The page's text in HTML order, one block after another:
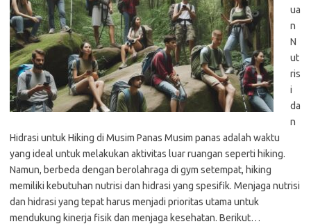
ua
n
N
ut
ris
i
da
n
Hidrasi untuk Hiking di Musim Panas Musim panas adalah waktu
yang ideal untuk melakukan aktivitas luar ruangan seperti hiking.
Namun, berbeda dengan berolahraga di gym setempat, hiking
memiliki kebutuhan nutrisi dan hidrasi yang spesifik. Menjaga nutrisi
dan hidrasi yang tepat harus menjadi prioritas utama untuk
mendukung kinerja fisik dan menjaga kesehatan. Berikut…